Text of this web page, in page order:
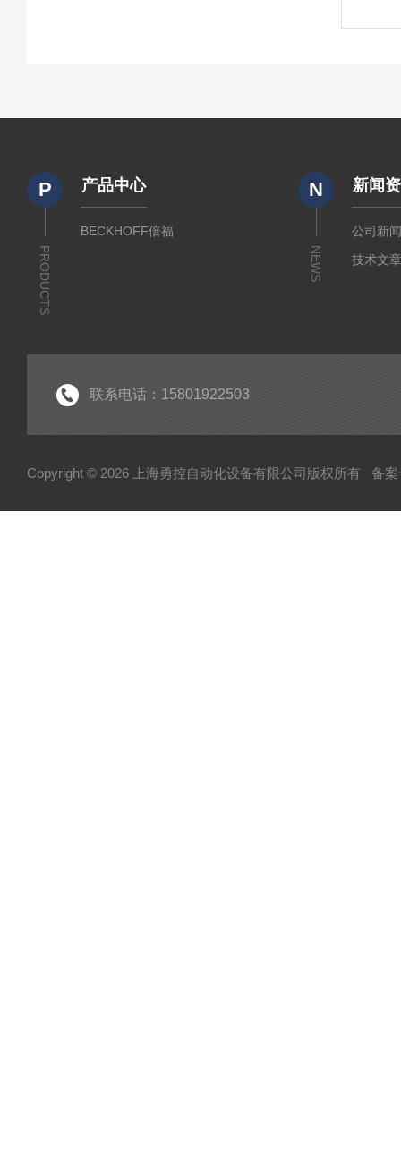
P
PRODUCTS
产品中心
BECKHOFF倍福
N
NEWS
新闻
公司新
技术文
联系电话：15801922503
Copyright © 2026 上海勇控自动化设备有限公司版权所有 备案